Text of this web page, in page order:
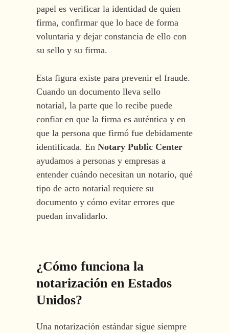
papel es verificar la identidad de quien
firma, confirmar que lo hace de forma
voluntaria y dejar constancia de ello con
su sello y su firma.
Esta figura existe para prevenir el fraude.
Cuando un documento lleva sello
notarial, la parte que lo recibe puede
confiar en que la firma es auténtica y en
que la persona que firmó fue debidamente
identificada. En Notary Public Center
ayudamos a personas y empresas a
entender cuándo necesitan un notario, qué
tipo de acto notarial requiere su
documento y cómo evitar errores que
puedan invalidarlo.
¿Cómo funciona la
notarización en Estados
Unidos?
Una notarización estándar sigue siempre